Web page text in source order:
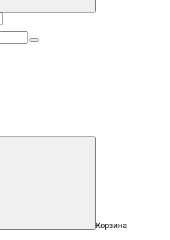
Корзина